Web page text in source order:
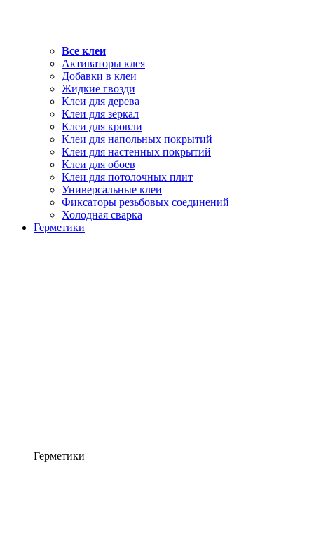
Все клеи
Активаторы клея
Добавки в клеи
Жидкие гвозди
Клеи для дерева
Клеи для зеркал
Клеи для кровли
Клеи для напольных покрытий
Клеи для настенных покрытий
Клеи для обоев
Клеи для потолочных плит
Универсальные клеи
Фиксаторы резьбовых соединений
Холодная сварка
Герметики
Герметики